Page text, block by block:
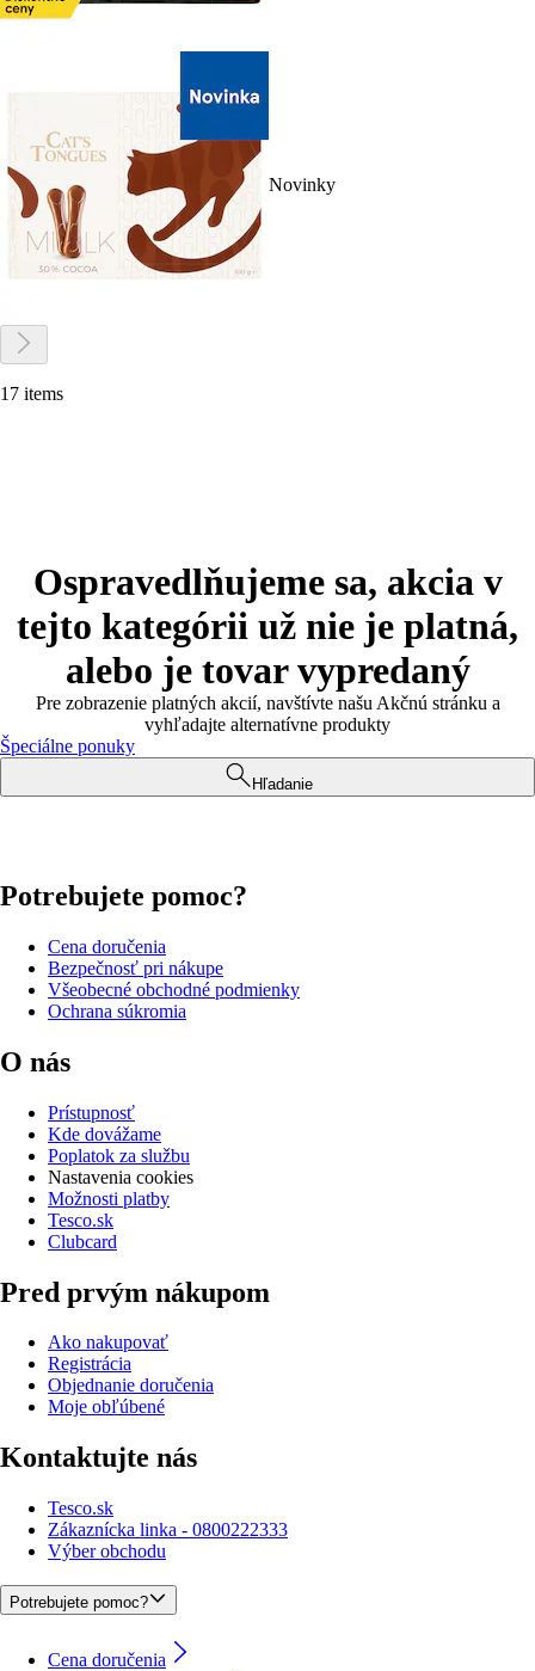
Novinky
17 items
Ospravedlňujeme sa, akcia v
tejto kategórii už nie je platná,
alebo je tovar vypredaný
Pre zobrazenie platných akcií, navštívte našu Akčnú stránku a
vyhľadajte alternatívne produkty
Špeciálne ponuky
Hľadanie
Potrebujete pomoc?
Cena doručenia
Bezpečnosť pri nákupe
Všeobecné obchodné podmienky
Ochrana súkromia
O nás
Prístupnosť
Kde dovážame
Poplatok za službu
Nastavenia cookies
Možnosti platby
Tesco.sk
Clubcard
Pred prvým nákupom
Ako nakupovať
Registrácia
Objednanie doručenia
Moje obľúbené
Kontaktujte nás
Tesco.sk
Zákaznícka linka - 0800222333
Výber obchodu
Potrebujete pomoc?
Cena doručenia